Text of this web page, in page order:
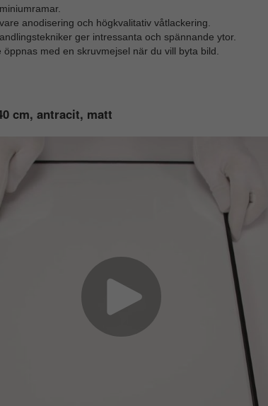
anodisering och högkvalitativ våtlackering.
ger intressanta och spännande ytor.
med en skruvmejsel när du vill byta bild.
cm, antracit, matt